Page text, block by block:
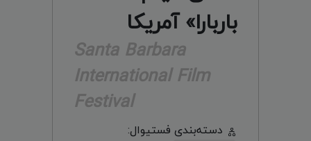
باربارا» آمریکا
Santa Barbara
International Film
Festival
دسته‌بندی فستیوال: